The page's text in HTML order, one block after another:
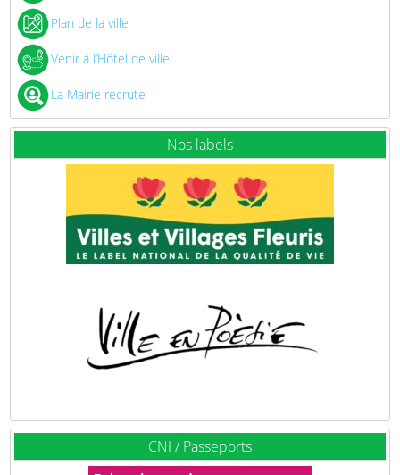
Plan de la ville
Venir à l’Hôtel de ville
La Mairie recrute
Nos labels
CNI / Passeports